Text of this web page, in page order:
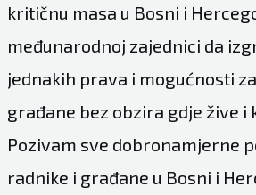
kritičnu masa u Bosni i
međunarodnoj zajednici da
jednakih prava i mogućnosti
građane bez obzira gdje žive i
Pozivam sve dobronamjerne
radnike i građane u Bosni i